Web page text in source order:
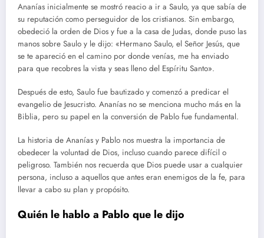
Ananías inicialmente se mostró reacio a ir a Saulo, ya que sabía de
su reputación como perseguidor de los cristianos. Sin embargo,
obedeció la orden de Dios y fue a la casa de Judas, donde puso las
manos sobre Saulo y le dijo: «Hermano Saulo, el Señor Jesús, que
se te apareció en el camino por donde venías, me ha enviado
para que recobres la vista y seas lleno del Espíritu Santo».
Después de esto, Saulo fue bautizado y comenzó a predicar el
evangelio de Jesucristo. Ananías no se menciona mucho más en la
Biblia, pero su papel en la conversión de Pablo fue fundamental.
La historia de Ananías y Pablo nos muestra la importancia de
obedecer la voluntad de Dios, incluso cuando parece difícil o
peligroso. También nos recuerda que Dios puede usar a cualquier
persona, incluso a aquellos que antes eran enemigos de la fe, para
llevar a cabo su plan y propósito.
Quién le hablo a Pablo que le dijo